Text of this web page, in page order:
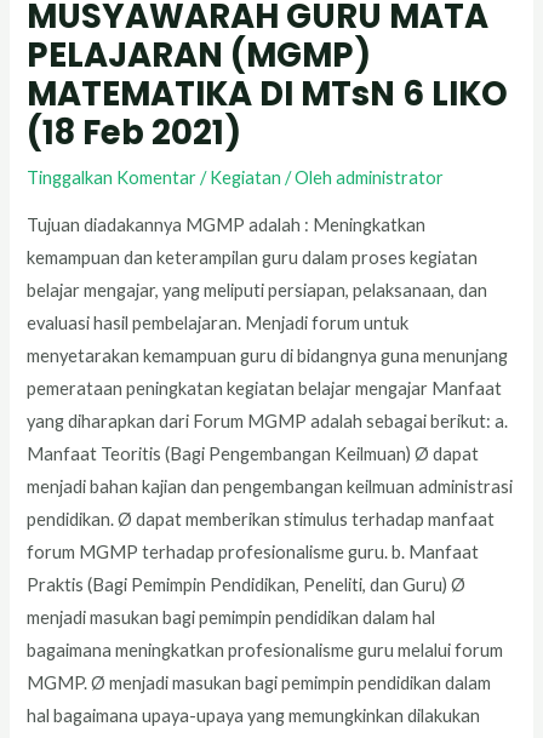
MUSYAWARAH GURU MATA
PELAJARAN (MGMP)
MATEMATIKA DI MTsN 6 LIKO
(18 Feb 2021)
Tinggalkan Komentar /Kegiatan / Olehadministrator
Tujuan diadakannya MGMP adalah : Meningkatkan
kemampuan dan keterampilan guru dalam proses kegiatan
belajar mengajar, yang meliputi persiapan, pelaksanaan, dan
evaluasi hasil pembelajaran. Menjadi forum untuk
menyetarakan kemampuan guru di bidangnya guna menunjang
pemerataan peningkatan kegiatan belajar mengajar Manfaat
yang diharapkan dari Forum MGMP adalah sebagai berikut: a.
Manfaat Teoritis (Bagi Pengembangan Keilmuan) Ø dapat
menjadi bahan kajian dan pengembangan keilmuan administrasi
pendidikan. Ø dapat memberikan stimulus terhadap manfaat
forum MGMP terhadap profesionalisme guru. b. Manfaat
Praktis (Bagi Pemimpin Pendidikan, Peneliti, dan Guru) Ø
menjadi masukan bagi pemimpin pendidikan dalam hal
bagaimana meningkatkan profesionalisme guru melalui forum
MGMP. Ø menjadi masukan bagi pemimpin pendidikan dalam
hal bagaimana upaya-upaya yang memungkinkan dilakukan